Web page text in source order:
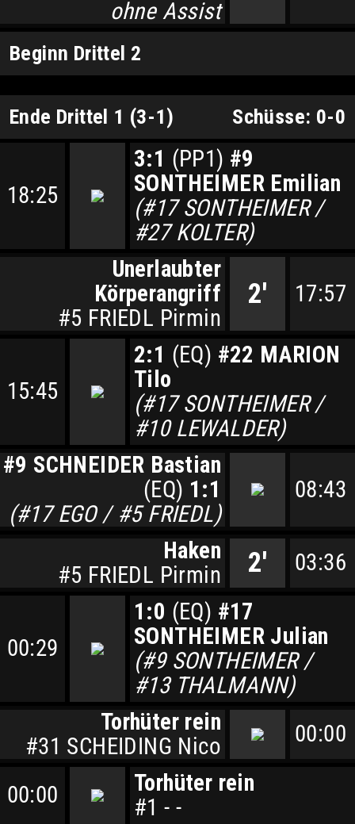
ohne Assist
Beginn Drittel 2
Ende Drittel 1 (3-1) Schüsse: 0-0
18:25
3:1 (PP1) #9
SONTHEIMER Emilian
(#17 SONTHEIMER /
#27 KOLTER)
17:57
2'
Unerlaubter
Körperangriff
#5 FRIEDL Pirmin
15:45
2:1 (EQ) #22 MARION
Tilo
(#17 SONTHEIMER /
#10 LEWALDER)
08:43
#9 SCHNEIDER Bastian
(EQ) 1:1
(#17 EGO / #5 FRIEDL)
03:36
2'
Haken
#5 FRIEDL Pirmin
00:29
1:0 (EQ) #17
SONTHEIMER Julian
(#9 SONTHEIMER /
#13 THALMANN)
00:00
Torhüter rein
#31 SCHEIDING Nico
00:00
Torhüter rein
#1 - -